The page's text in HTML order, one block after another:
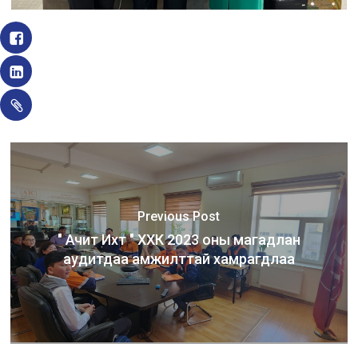
Previous Post
" Ачит Ихт " ХХК 2023 оны магадлан
аудитдаа амжилттай хамрагдлаа